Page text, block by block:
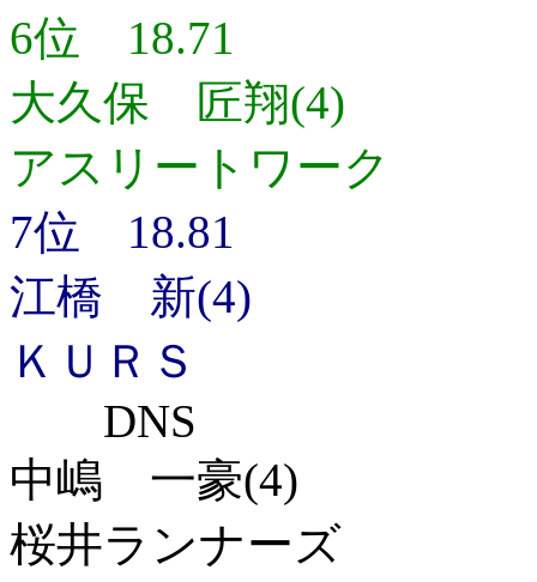
6位 18.71
大久保 匠翔(4)
アスリートワーク
7位 18.81
江橋 新(4)
ＫＵＲＳ
DNS
中嶋 一豪(4)
桜井ランナーズ